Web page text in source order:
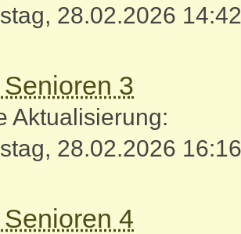
28.02.2026 14:42
Senioren 3
Aktualisierung:
28.02.2026 16:16
Senioren 4